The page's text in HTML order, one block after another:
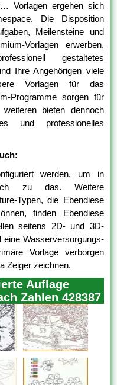
Vorlagen ergehen sich
Die Disposition
Meilensteine und
Vorlagen erwerben,
gestaltetes
Ihre Angehörigen viele
Vorlagen für das
Programme sorgen für
bieten dennoch
und professionelles
werden, um in
zu das. Weitere
Typen, die Ebendiese
finden Ebendiese
seitens 2D- und 3D-
Wasserversorgungs-
Vorlage verborgen
Zeiger zeichnen.
Auflage
Zahlen 428387